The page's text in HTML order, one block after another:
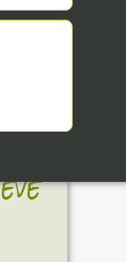
07.
07.